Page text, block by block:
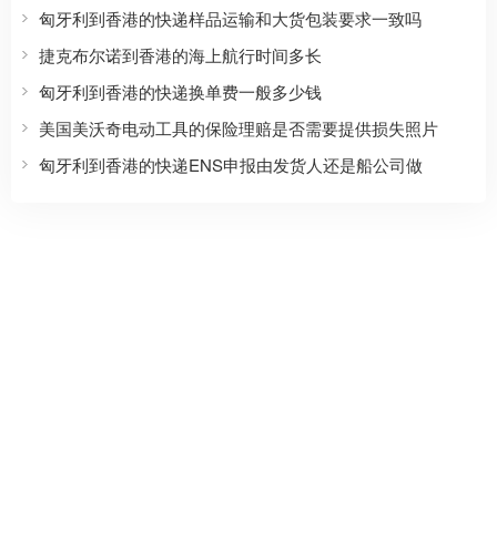
匈牙利到香港的快递样品运输和大货包装要求一致吗
捷克布尔诺到香港的海上航行时间多长
匈牙利到香港的快递换单费一般多少钱
美国美沃奇电动工具的保险理赔是否需要提供损失照片
匈牙利到香港的快递ENS申报由发货人还是船公司做